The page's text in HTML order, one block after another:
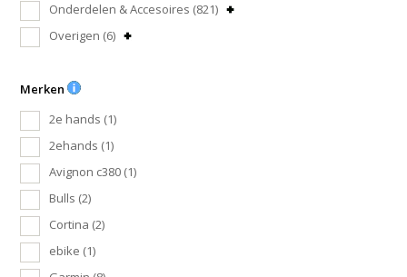
Onderdelen & Accesoires (821)
Overigen (6)
Merken
2e hands (1)
2ehands (1)
Avignon c380 (1)
Bulls (2)
Cortina (2)
ebike (1)